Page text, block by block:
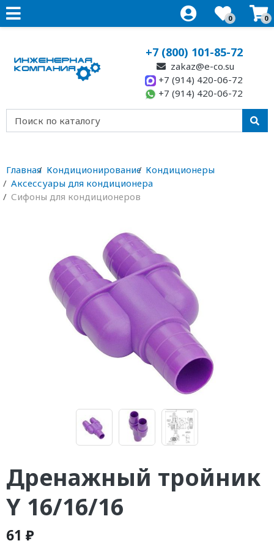
0 0
+7 (800) 101-85-72
zakaz@e-co.su
+7 (914) 420-06-72
+7 (914) 420-06-72
Главная Кондиционирование Кондиционеры
Аксессуары для кондиционера
Сифоны для кондиционеров
Дренажный тройник
Y 16/16/16
61 ₽